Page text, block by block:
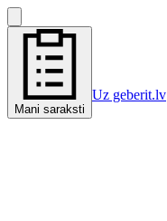
Mani saraksti
Uz geberit.lv